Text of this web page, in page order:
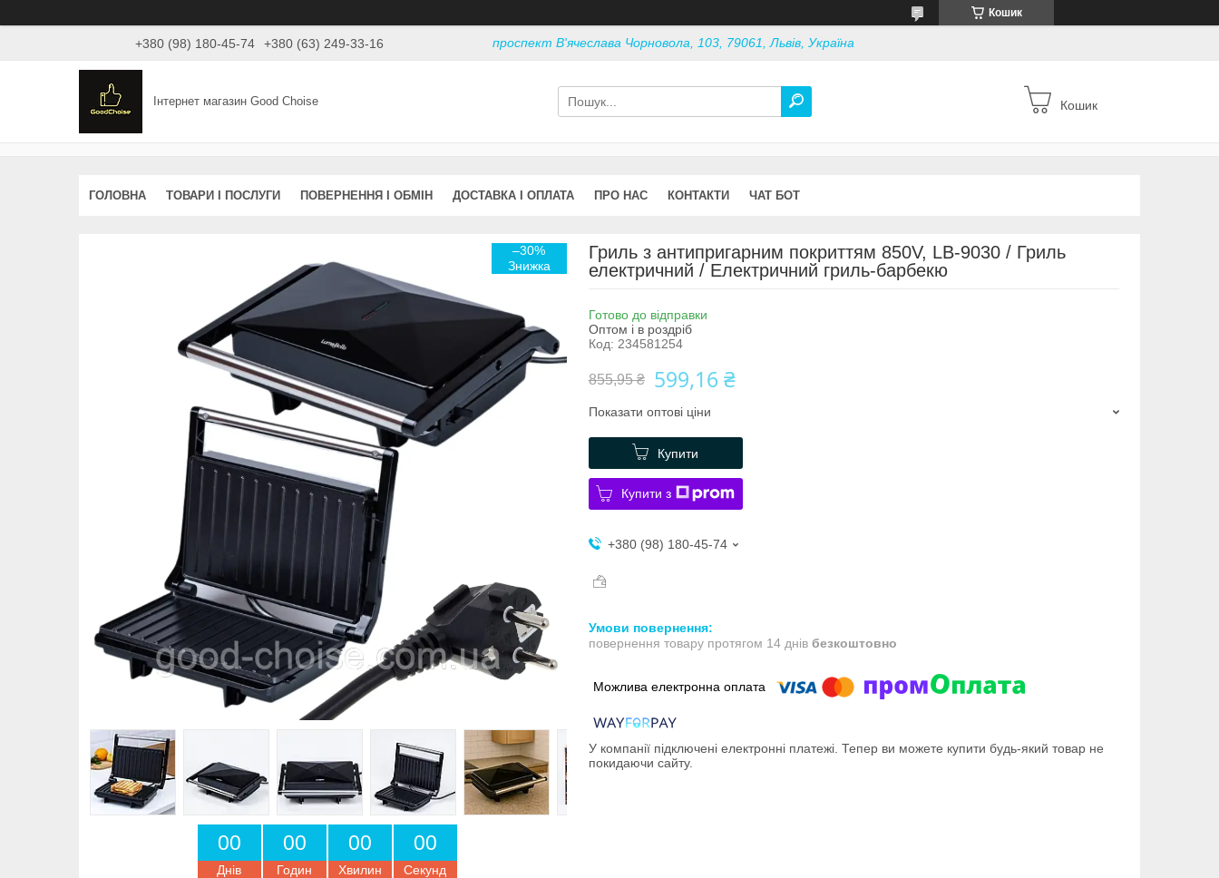
Кошик
+380 (98) 180-45-74 +380 (63) 249-33-16 проспект В'ячеслава Чорновола, 103, 79061, Львів, Україна
Інтернет магазин Good Choise Кошик
ГОЛОВНА ТОВАРИ І ПОСЛУГИ ПОВЕРНЕННЯ І ОБМІН ДОСТАВКА І ОПЛАТА ПРО НАС КОНТАКТИ ЧАТ БОТ
–30%
00
Днів
00
Годин
00
Хвилин
00
Секунд
Гриль з антипригарним покриттям 850V, LB-9030 / Гриль
електричний / Електричний гриль-барбекю
Готово до відправки
Оптом і в роздріб
Код: 234581254
855,95 ₴ 599,16 ₴
Показати оптові ціни
Купити
Купити з
+380 (98) 180-45-74
повернення товару протягом 14 днів безкоштовно
У компанії підключені електронні платежі. Тепер ви можете купити будь-який товар не
покидаючи сайту.